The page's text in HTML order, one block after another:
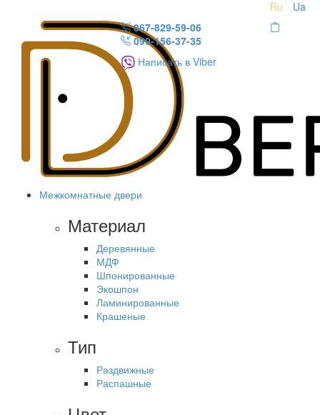
Ru
Ua
067-829-59-06
099-156-37-35
Написать в Viber
Межкомнатные двери
Материал
Деревянные
МДФ
Шпонированные
Экошпон
Ламинированные
Крашеные
Тип
Раздвижные
Распашные